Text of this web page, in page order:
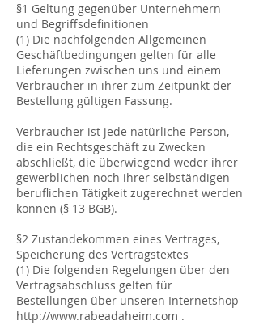
§1 Geltung gegenüber Unternehmern
und Begriffsdefinitionen
(1) Die nachfolgenden Allgemeinen
Geschäftbedingungen gelten für alle
Lieferungen zwischen uns und einem
Verbraucher in ihrer zum Zeitpunkt der
Bestellung gültigen Fassung.
Verbraucher ist jede natürliche Person,
die ein Rechtsgeschäft zu Zwecken
abschließt, die überwiegend weder ihrer
gewerblichen noch ihrer selbständigen
beruflichen Tätigkeit zugerechnet werden
können (§ 13 BGB).
§2 Zustandekommen eines Vertrages,
Speicherung des Vertragstextes
(1) Die folgenden Regelungen über den
Vertragsabschluss gelten für
Bestellungen über unseren Internetshop
http://www.rabeadaheim.com .